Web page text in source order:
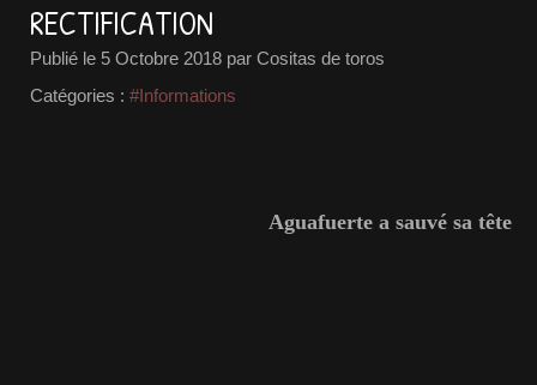
RECTIFICATION
Publié le 5 Octobre 2018 par Cositas de toros
Catégories : #Informations
Aguafuerte a sauvé sa tête